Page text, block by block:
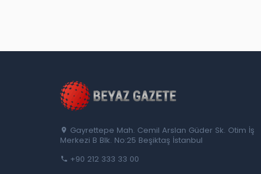
Gayrettepe Mah. Cemil Arslan Güder Sk. Otim İş
Merkezi B Blk. No:25 Beşiktaş İstanbul
+90 212 333 33 00